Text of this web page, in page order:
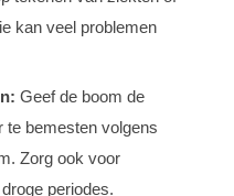
kan veel problemen
Geef de boom de
te bemesten volgens
Zorg ook voor
periodes.